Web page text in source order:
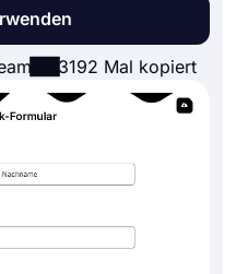
3192 Mal kopiert